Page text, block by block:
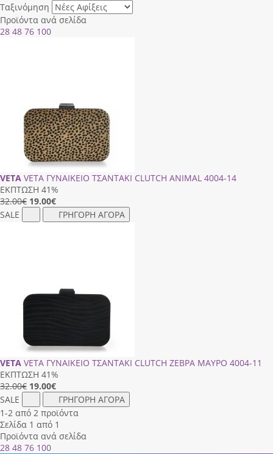
Ταξινόμηση
Προϊόντα ανά σελίδα
28 48 76 100
VETA VETA ΓΥΝΑΙΚΕΙΟ ΤΣΑΝΤΑΚΙ CLUTCH ANIMAL 4004-14
ΕΚΠΤΩΣΗ 41%
32.00€ 19.00€
SALE
ΓΡΗΓΟΡΗ ΑΓΟΡΑ
VETA VETA ΓΥΝΑΙΚΕΙΟ ΤΣΑΝΤΑΚΙ CLUTCH ΖΕΒΡΑ ΜΑΥΡΟ 4004-11
ΕΚΠΤΩΣΗ 41%
32.00€ 19.00€
SALE
ΓΡΗΓΟΡΗ ΑΓΟΡΑ
1-2 από 2 προϊόντα
Σελίδα 1 από 1
Προϊόντα ανά σελίδα
28 48 76 100